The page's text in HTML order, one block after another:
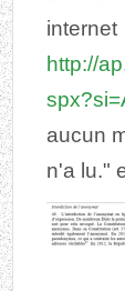
internet
http://
aucun
n'a lu."